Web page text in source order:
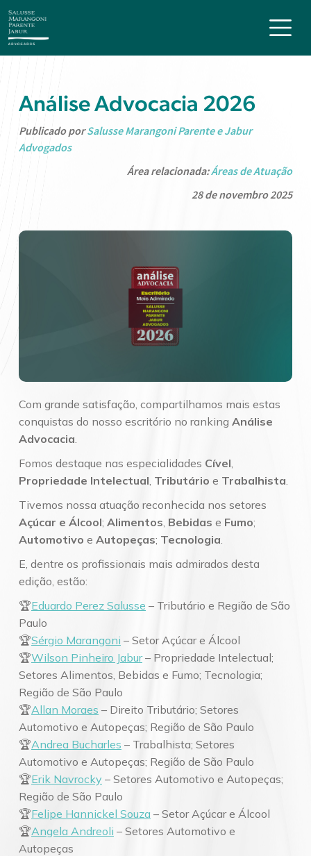
Análise Advocacia 2026
Publicado porSalusse Marangoni Parente e Jabur
Advogados
Área relacionada:Áreas de Atuação
28 de novembro 2025
Com grande satisfação, compartilhamos mais estas
conquistas do nosso escritório no ranking Análise
Advocacia
Fomos destaque nas especialidades Cível
Propriedade Intelectual Tributário e Trabalhista
Tivemos nossa atuação reconhecida nos setores
Açúcar e Álcool; Alimentos Bebidas e Fumo;
Automotivo e Autopeças; Tecnologia
E, dentre os profissionais mais admirados desta
edição, estão:
🏆Eduardo Perez Salusse – Tributário e Região de São
Paulo
🏆Sérgio Marangoni – Setor Açúcar e Álcool
🏆Wilson Pinheiro Jabur– Propriedade Intelectual;
Setores Alimentos, Bebidas e Fumo; Tecnologia;
Região de São Paulo
🏆Allan Moraes – Direito Tributário; Setores
Automotivo e Autopeças; Região de São Paulo
🏆Andrea Bucharles – Trabalhista; Setores
Automotivo e Autopeças; Região de São Paulo
🏆Erik Navrocky – Setores Automotivo e Autopeças;
Região de São Paulo
🏆Felipe Hannickel Souza – Setor Açúcar e Álcool
🏆Angela Andreoli – Setores Automotivo e
Autopeças